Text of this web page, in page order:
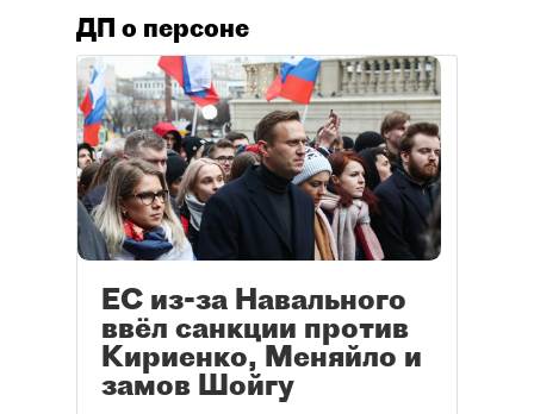
ДП о персоне
ЕС из-за Навального
ввёл санкции против
Кириенко, Меняйло и
замов Шойгу